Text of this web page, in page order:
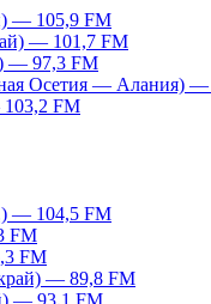
— 105,9 FM
— 101,7 FM
— 97,3 FM
Осетия — Алания)
103,2 FM
— 104,5 FM
FM
FM
— 89,8 FM
— 93,1 FM